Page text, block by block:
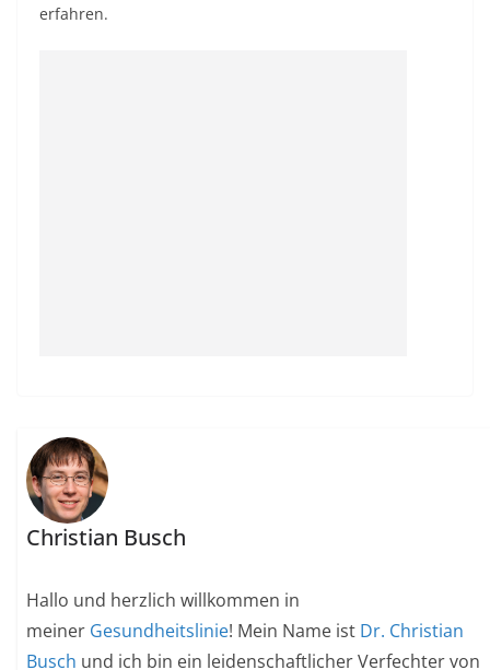
erfahren.
Christian Busch
Hallo und herzlich willkommen in
meiner Gesundheitslinie! Mein Name ist Dr. Christian
Busch und ich bin ein leidenschaftlicher Verfechter von